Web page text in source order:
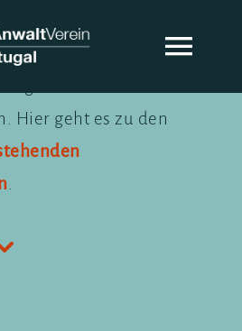
Hier geht es zu den